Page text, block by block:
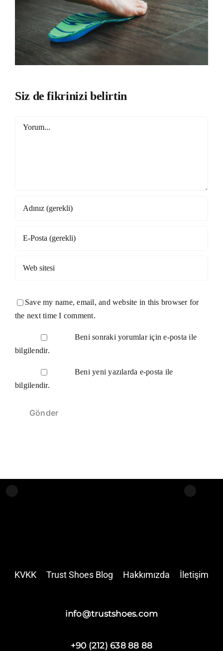
Siz de fikrinizi belirtin
Yorum
Save my name, email, and website in this browser for
the next time I comment.
Beni sonraki yorumlar için e-posta ile
bilgilendir.
Beni yeni yazılarda e-posta ile
bilgilendir.
KVKK Trust Shoes Blog Hakkımızda İletişim
info@trustshoes.com
+90 (212) 638 88 88